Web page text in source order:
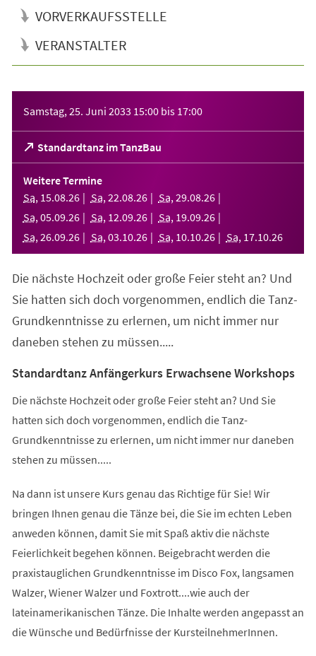
VORVERKAUFSSTELLE
VERANSTALTER
Samstag, 25. Juni 2033 15:00 bis 17:00
Standardtanz im TanzBau
(Öffnet
in
einem
neuen
Tab)
Weitere Termine
Sa, 15.08.26 Sa, 22.08.26 Sa, 29.08.26
Sa, 05.09.26 Sa, 12.09.26 Sa, 19.09.26
Sa, 26.09.26 Sa, 03.10.26 Sa, 10.10.26 Sa, 17.10.26
Die nächste Hochzeit oder große Feier steht an? Und
Sie hatten sich doch vorgenommen, endlich die Tanz-
Grundkenntnisse zu erlernen, um nicht immer nur
daneben stehen zu müssen.....
Standardtanz Anfängerkurs Erwachsene Workshops
Die nächste Hochzeit oder große Feier steht an? Und Sie
hatten sich doch vorgenommen, endlich die Tanz-
Grundkenntnisse zu erlernen, um nicht immer nur daneben
stehen zu müssen.....
Na dann ist unsere Kurs genau das Richtige für Sie! Wir
bringen Ihnen genau die Tänze bei, die Sie im echten Leben
anweden können, damit Sie mit Spaß aktiv die nächste
Feierlichkeit begehen können. Beigebracht werden die
praxistauglichen Grundkenntnisse im Disco Fox, langsamen
Walzer, Wiener Walzer und Foxtrott....wie auch der
lateinamerikanischen Tänze. Die Inhalte werden angepasst an
die Wünsche und Bedürfnisse der KursteilnehmerInnen.